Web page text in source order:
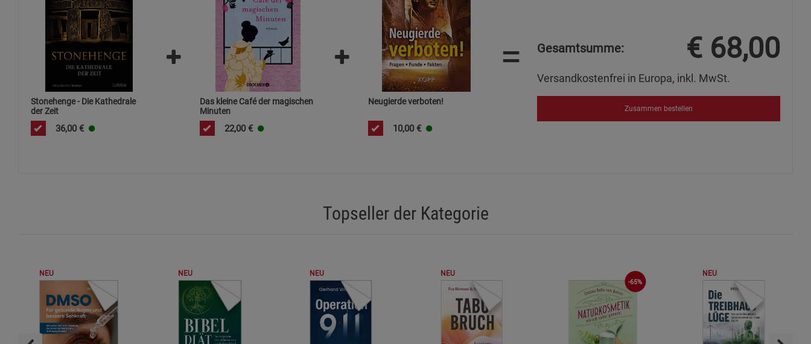
Stonehenge - Die Kathedrale
der Zeit
36,00 €
Das kleine Café der magischen
Minuten
22,00 €
Neugierde verboten!
10,00 €
= Gesamtsumme: € 68,00
Versandkostenfrei in Europa, inkl. MwSt.
Zusammen bestellen
Topseller der Kategorie
NEU NEU NEU NEU
-65%
NEU
Beschreibung Notwendige Cookies
Cookie-Informationen anzeigen
Funktionale Cookies (1) Funktionale Cookies
Beschreibung Funktionale Cookies
Cookie-Informationenanzeigen
Statistik Cookies (2)
Marketing Cookies (3)
Beschreibung Marketing Cookies
Datenschutzerklärung